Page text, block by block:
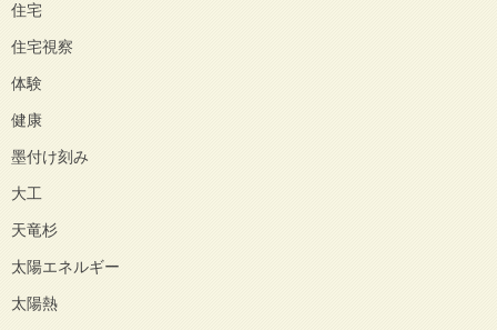
住宅
住宅視察
体験
健康
墨付け刻み
大工
天竜杉
太陽エネルギー
太陽熱